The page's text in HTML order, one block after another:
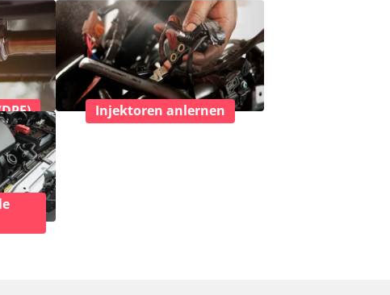
Injektoren anlernen